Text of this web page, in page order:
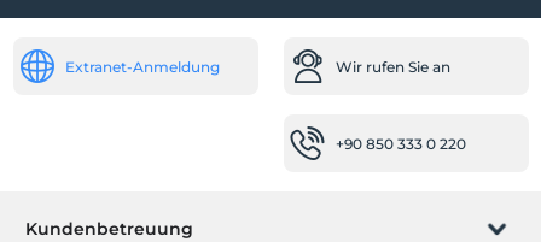
Kind
Extranet-Anmeldung Wir rufen Sie an
+90 850 333 0 220
Kundenbetreuung